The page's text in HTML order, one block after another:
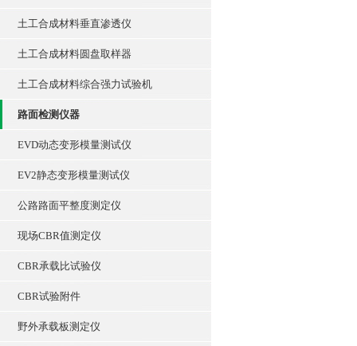
土工合成材料垂直渗透仪
土工合成材料圆盘取样器
土工合成材料综合强力试验机
路面检测仪器
EVD动态变形模量测试仪
EV2静态变形模量测试仪
公路路面平整度测定仪
现场CBR值测定仪
CBR承载比试验仪
CBR试验附件
野外承载板测定仪